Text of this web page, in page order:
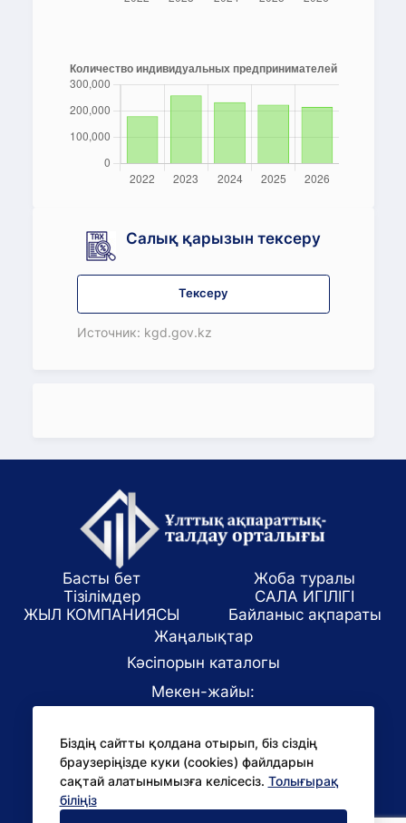
Салық қарызын тексеру
Тексеру
Источник: kgd.gov.kz
Біздің сайтты қолдана отырып, біз сіздің
браузеріңізде куки (cookies) файлдарын
сақтай алатынымызға келісесіз. Толығырақ
біліңіз
Басты бет
Жоба туралы
Тізілімдер
САЛА ИГІЛІГІ
ЖЫЛ КОМПАНИЯСЫ
Байланыс ақпараты
Жаңалықтар
Кәсіпорын каталогы
Мекен-жайы:
E-mail:
office@niac.kz